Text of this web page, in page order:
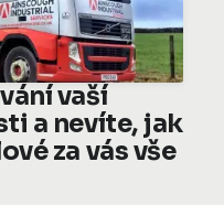
vaší
a nevíte, jak
za vás vše